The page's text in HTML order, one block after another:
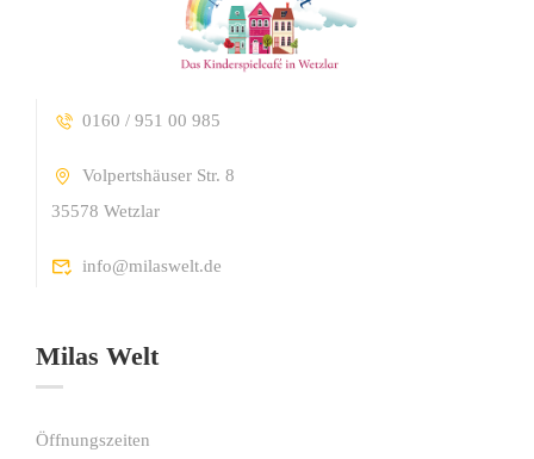
0160 / 951 00 985
Volpertshäuser Str. 8
35578 Wetzlar
info@milaswelt.de
Milas Welt
Öffnungszeiten